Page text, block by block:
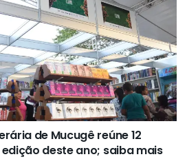
de Mucugê reúne 12
deste ano; saiba mais